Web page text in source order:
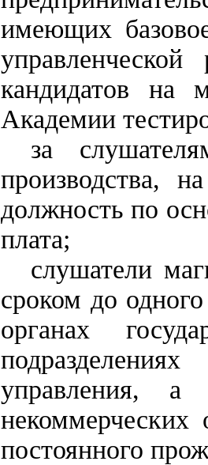
имеющих
кандидатов на
Академии
за
производства,
должность по
плата;
слушатели
сроком до
органах
управления, а
некоммерческих
постоянного